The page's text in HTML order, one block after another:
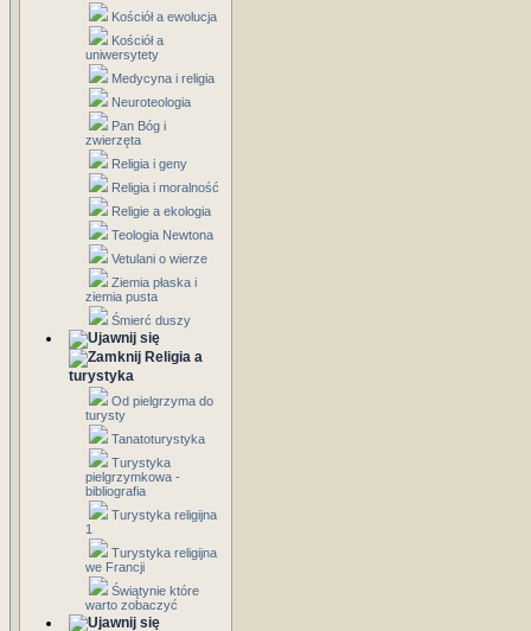
Kościół a ewolucja
Kościół a
uniwersytety
Medycyna i religia
Neuroteologia
Pan Bóg i
zwierzęta
Religia i geny
Religia i moralność
Religie a ekologia
Teologia Newtona
Vetulani o wierze
Ziemia płaska i
ziemia pusta
Śmierć duszy
Religia a
turystyka
Od pielgrzyma do
turysty
Tanatoturystyka
Turystyka
pielgrzymkowa -
bibliografia
Turystyka religijna
1
Turystyka religijna
we Francji
Świątynie które
warto zobaczyć